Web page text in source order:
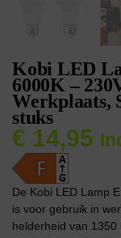
Kobi LED
6000K –
Werkplaats,
stuks
€ 14,95
De Kobi LED Lamp
is voor gebruik in
helderheid van 1350